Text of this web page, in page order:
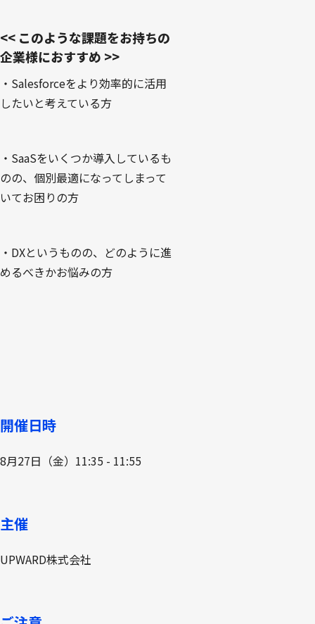
<< このような課題をお持ちの
企業様におすすめ >>
・Salesforceをより効率的に活用
したいと考えている方
・SaaSをいくつか導入しているも
のの、個別最適になってしまって
いてお困りの方
・DXというものの、どのように進
めるべきかお悩みの方
開催日時
8月27日（金）11:35 - 11:55
主催
UPWARD株式会社